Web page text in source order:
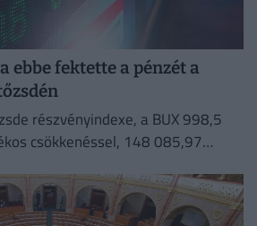
ebbe fektette a pénzét a
részvényindexe, a BUX 998,5
csökkenéssel, 148 085,97